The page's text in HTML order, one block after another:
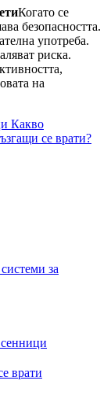
Когато се
безопасността.
употреба.
риска.
на
Какво
се врати?
за
врати